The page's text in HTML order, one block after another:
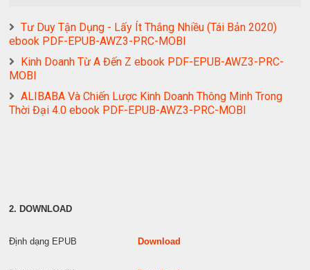
Tư Duy Tận Dụng - Lấy Ít Thắng Nhiều (Tái Bản 2020)
ebook PDF-EPUB-AWZ3-PRC-MOBI
Kinh Doanh Từ A Đến Z ebook PDF-EPUB-AWZ3-PRC-
MOBI
ALIBABA Và Chiến Lược Kinh Doanh Thông Minh Trong
Thời Đại 4.0 ebook PDF-EPUB-AWZ3-PRC-MOBI
2. DOWNLOAD
Định dạng EPUB Download